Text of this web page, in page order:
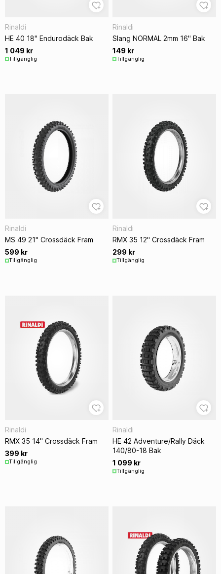
Rinaldi
HE 40 18" Endurodäck Bak
1 049 kr
Tillgänglig
Rinaldi
Slang NORMAL 2mm 16" Bak
149 kr
Tillgänglig
Rinaldi
MS 49 21" Crossdäck Fram
599 kr
Tillgänglig
Rinaldi
RMX 35 12" Crossdäck Fram
299 kr
Tillgänglig
Rinaldi
RMX 35 14" Crossdäck Fram
399 kr
Tillgänglig
Rinaldi
HE 42 Adventure/Rally Däck
140/80-18 Bak
1 099 kr
Tillgänglig